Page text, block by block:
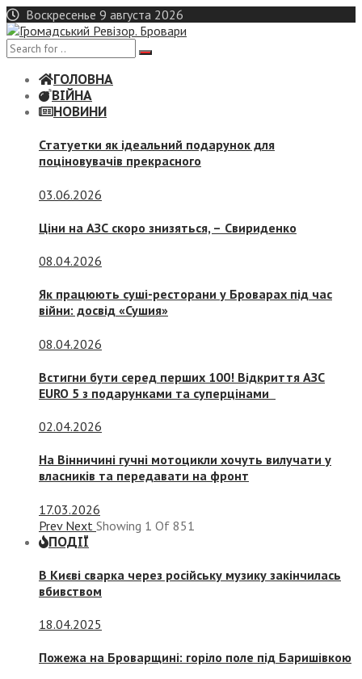
Skip
to
content
Воскресенье 9 августа 2026
ГОЛОВНА
ВІЙНА
НОВИНИ
Статуетки як ідеальний подарунок для
поціновувачів прекрасного
03.06.2026
Ціни на АЗС скоро знизяться, – Свириденко
08.04.2026
Як працюють суші-ресторани у Броварах під час
війни: досвід «Сушия»
08.04.2026
Встигни бути серед перших 100! Відкриття АЗС
EURO 5 з подарунками та суперцінами
02.04.2026
На Вінничині гучні мотоцикли хочуть вилучати у
власників та передавати на фронт
17.03.2026
Prev Next Showing 1 Of 851
ПОДІЇ
В Києві сварка через російську музику закінчилась
вбивством
18.04.2025
Пожежа на Броварщині: горіло поле під Баришівкою